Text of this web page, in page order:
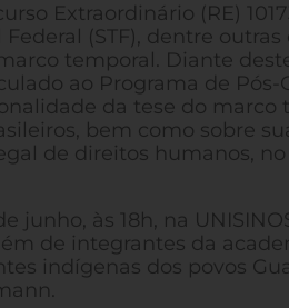
Extraordinário (RE)
(STF), dentre outras
temporal. Diante
ao Programa de Pós-
da tese do marco
bem como sobre
de direitos humanos, no
junho, às 18h, na
de integrantes da
indígenas dos povos